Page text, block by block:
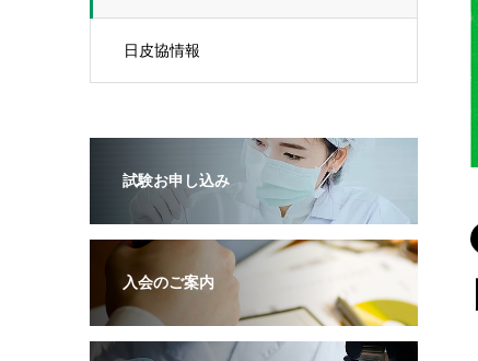
日皮協情報
試験お申し込み
入会のご案内